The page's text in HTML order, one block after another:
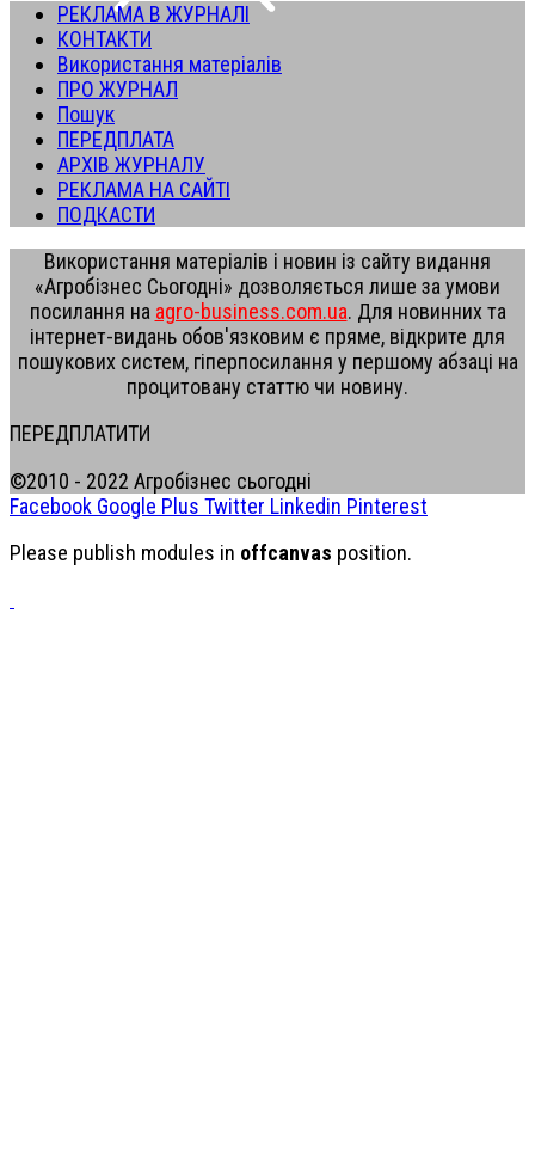
РЕКЛАМА В ЖУРНАЛІ
КОНТАКТИ
Використання матеріалів
ПРО ЖУРНАЛ
Пошук
ПЕРЕДПЛАТА
АРХІВ ЖУРНАЛУ
РЕКЛАМА НА САЙТІ
ПОДКАСТИ
Використання матеріалів і новин із сайту видання
«Агробізнес Сьогодні» дозволяється лише за умови
посилання на agro-business.com.ua. Для новинних та
інтернет-видань обов'язковим є пряме, відкрите для
пошукових систем, гіперпосилання у першому абзаці на
процитовану статтю чи новину.
ПЕРЕДПЛАТИТИ
©2010 - 2022 Агробізнес сьогодні
Facebook Google Plus Twitter Linkedin Pinterest
Please publish modules in offcanvas position.